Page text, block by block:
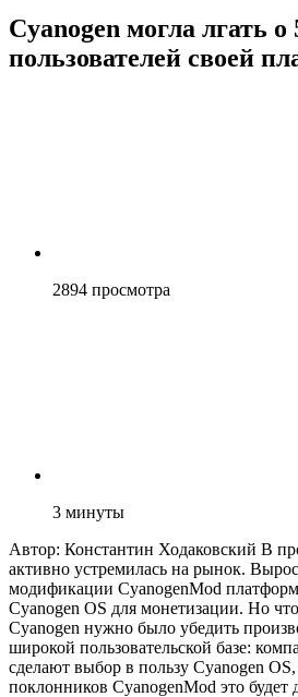
Cyanogen могла лгать
пользователей своей
2894 просмотра
3 минуты
Автор: Константин Ходаковский В
активно устремилась на рынок.
модификации CyanogenMod
Cyanogen OS для монетизации. Но
Cyanogen нужно было убедить
широкой пользовательской базе:
сделают выбор в пользу Cyanogen OS,
поклонников CyanogenMod это